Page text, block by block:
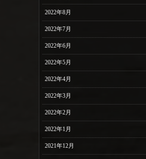
2022年8月
2022年7月
2022年6月
2022年5月
2022年4月
2022年3月
2022年2月
2022年1月
2021年12月